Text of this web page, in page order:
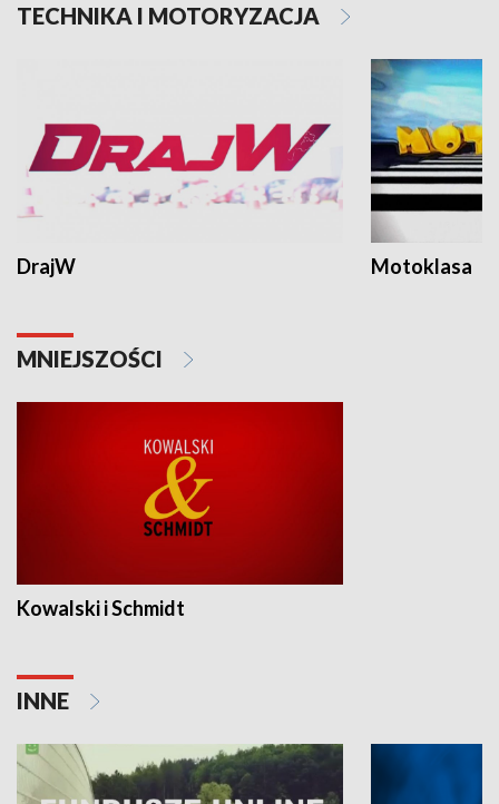
TECHNIKA I MOTORYZACJA
DrajW Motoklasa
MNIEJSZOŚCI
Kowalski i Schmidt
INNE